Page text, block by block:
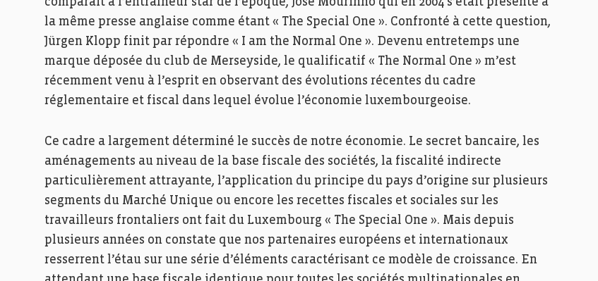
la même presse anglaise comme étant « The Special One ». Confronté à cette question,
Jürgen Klopp finit par répondre « I am the Normal One ». Devenu entretemps une
marque déposée du club de Merseyside, le qualificatif « The Normal One » m’est
récemment venu à l’esprit en observant des évolutions récentes du cadre
réglementaire et fiscal dans lequel évolue l’économie luxembourgeoise.
Ce cadre a largement déterminé le succès de notre économie. Le secret bancaire, les
aménagements au niveau de la base fiscale des sociétés, la fiscalité indirecte
particulièrement attrayante, l’application du principe du pays d’origine sur plusieurs
segments du Marché Unique ou encore les recettes fiscales et sociales sur les
travailleurs frontaliers ont fait du Luxembourg « The Special One ». Mais depuis
plusieurs années on constate que nos partenaires européens et internationaux
resserrent l’étau sur une série d’éléments caractérisant ce modèle de croissance. En